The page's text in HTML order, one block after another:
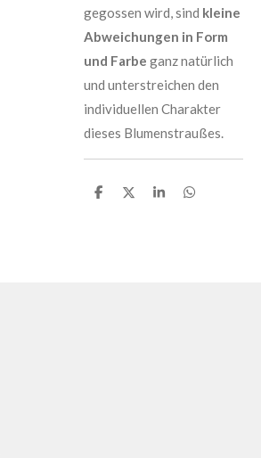
gegossen wird, sind kleine
Abweichungen in Form
und Farbe ganz natürlich
und unterstreichen den
individuellen Charakter
dieses Blumenstraußes.
T
T
T
T